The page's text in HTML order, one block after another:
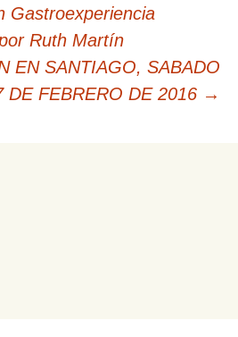
Gastroexperiencia
Ruth Martín
EN SANTIAGO, SABADO
DE FEBRERO DE 2016 →